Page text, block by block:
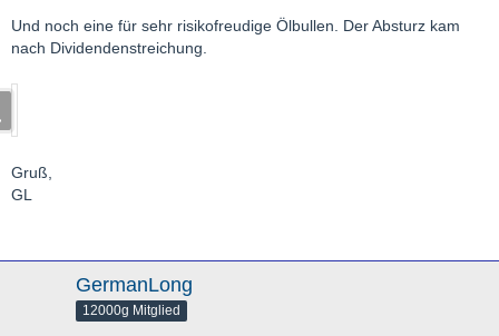
Und noch eine für sehr risikofreudige Ölbullen. Der Absturz kam
nach Dividendenstreichung.
Gruß,
GL
GermanLong
12000g Mitglied